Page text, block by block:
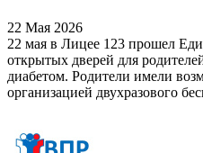
22 Мая 2026
22 мая в Лицее 123 прошел
открытых дверей для
диабетом. Родители имели
организацией двухразового